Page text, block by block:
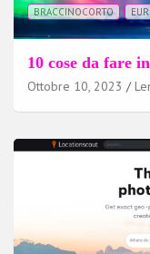
BRACCINOCORTO
10 cose da fare
Ottobre 10, 2023